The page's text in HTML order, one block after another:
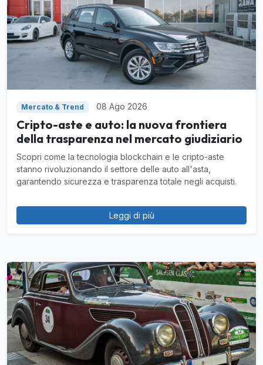
Mercato & Trend 08 Ago 2026
Cripto-aste e auto: la nuova frontiera
della trasparenza nel mercato giudiziario
Scopri come la tecnologia blockchain e le cripto-aste
stanno rivoluzionando il settore delle auto all'asta,
garantendo sicurezza e trasparenza totale negli acquisti.
Leggi di più